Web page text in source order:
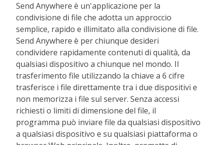
Send Anywhere è un'applicazione per la
condivisione di file che adotta un approccio
semplice, rapido e illimitato alla condivisione di file.
Send Anywhere è per chiunque desideri
condividere rapidamente contenuti di qualità, da
qualsiasi dispositivo a chiunque nel mondo. Il
trasferimento file utilizzando la chiave a 6 cifre
trasferisce i file direttamente tra i due dispositivi e
non memorizza i file sul server. Senza accessi
richiesti o limiti di dimensione del file, il
programma può inviare file da qualsiasi dispositivo
a qualsiasi dispositivo e su qualsiasi piattaforma o